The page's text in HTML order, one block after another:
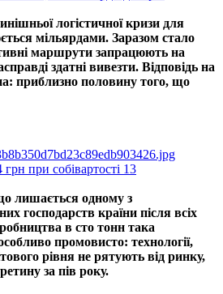
логістичної кризи для
мільярдами. Заразом стало
маршрути запрацюють на
здатні вивезти. Відповідь на
приблизно половину того, що
при собівартості 13
лишається одному з
господарств країни після всіх
в сто тонн така
промовисто: технології,
рівня не рятують від ринку,
за пів року.